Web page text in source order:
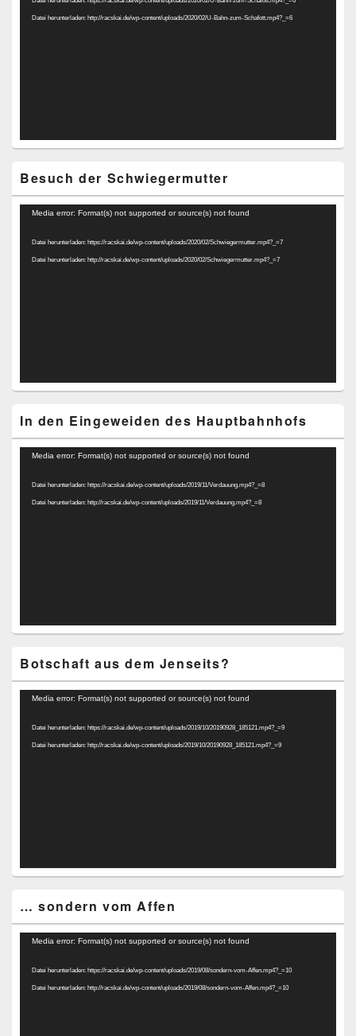
Datei herunterladen: http://racskai.de/wp-content/uploads/2020/02/U-Bahn-zum-Schafott.mp4?_=6
Besuch der Schwiegermutter
Video-
Media error: Format(s) not supported or source(s) not found
Datei herunterladen: https://racskai.de/wp-content/uploads/2020/02/Schwiegermutter.mp4?_=7
Datei herunterladen: http://racskai.de/wp-content/uploads/2020/02/Schwiegermutter.mp4?_=7
In den Eingeweiden des Hauptbahnhofs
Video-
Media error: Format(s) not supported or source(s) not found
Datei herunterladen: https://racskai.de/wp-content/uploads/2019/11/Verdauung.mp4?_=8
Datei herunterladen: http://racskai.de/wp-content/uploads/2019/11/Verdauung.mp4?_=8
Botschaft aus dem Jenseits?
Video-
Media error: Format(s) not supported or source(s) not found
Datei herunterladen: https://racskai.de/wp-content/uploads/2019/10/20190928_185121.mp4?_=9
Datei herunterladen: http://racskai.de/wp-content/uploads/2019/10/20190928_185121.mp4?_=9
… sondern vom Affen
Video-
Media error: Format(s) not supported or source(s) not found
Datei herunterladen: https://racskai.de/wp-content/uploads/2019/08/sondern-vom-Affen.mp4?_=10
Datei herunterladen: http://racskai.de/wp-content/uploads/2019/08/sondern-vom-Affen.mp4?_=10